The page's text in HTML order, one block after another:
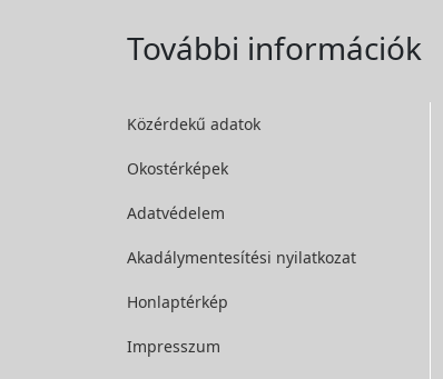
További információk
Közérdekű adatok
Okostérképek
Adatvédelem
Akadálymentesítési nyilatkozat
Honlaptérkép
Impresszum